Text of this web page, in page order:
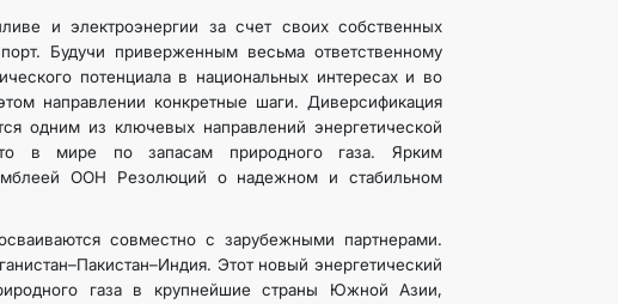
и электроэнергии за счет своих собственных
Будучи приверженным весьма ответственному
потенциала в национальных интересах и во
направлении конкретные шаги. Диверсификация
одним из ключевых направлений энергетической
в мире по запасам природного газа. Ярким
ООН Резолюций о надежном и стабильном
совместно с зарубежными партнерами.
Этот новый энергетический
газа в крупнейшие страны Южной Азии,